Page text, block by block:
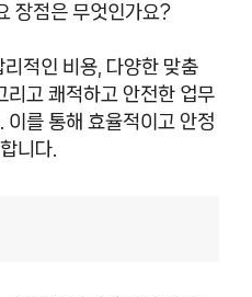
장점은 무엇인가요?
적인 비용, 다양한 맞춤
리고 쾌적하고 안전한 업무
이를 통해 효율적이고 안정
니다.